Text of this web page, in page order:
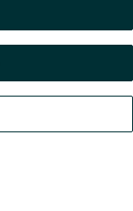
Czat Konto